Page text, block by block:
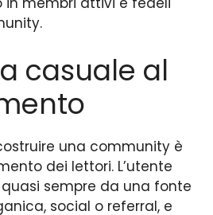
casuale al
una community è
dei lettori. L’utente
sempre da una fonte
social o referral, e